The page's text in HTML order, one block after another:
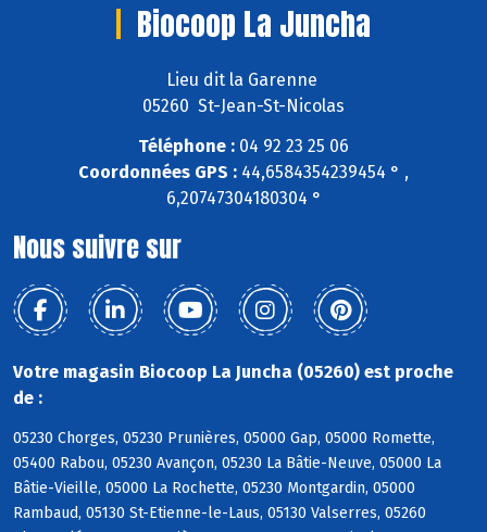
Biocoop La Juncha
Lieu dit la Garenne
05260 St-Jean-St-Nicolas
Téléphone : 04 92 23 25 06
Coordonnées GPS : 44,6584354239454 ° ,
6,20747304180304 °
Nous suivre sur
Votre magasin Biocoop La Juncha (05260) est proche
de :
05230 Chorges, 05230 Prunières, 05000 Gap, 05000 Romette,
05400 Rabou, 05230 Avançon, 05230 La Bâtie-Neuve, 05000 La
Bâtie-Vieille, 05000 La Rochette, 05230 Montgardin, 05000
Rambaud, 05130 St-Etienne-le-Laus, 05130 Valserres, 05260